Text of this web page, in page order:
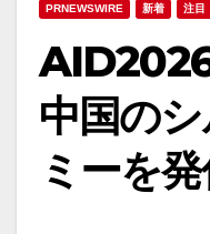
PRNEWSWIRE 新着 注目
中国の
ミーを